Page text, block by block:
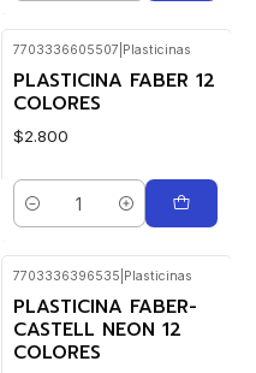
7703336605507 Plasticinas
PLASTICINA FABER 12
COLORES
$2.800
Cantidad
7703336396535 Plasticinas
PLASTICINA FABER-
CASTELL NEON 12
COLORES